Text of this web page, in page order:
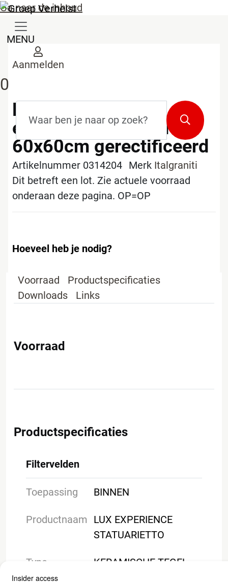
Ga naar de inhoud
MENU
Aanmelden
0
Zoeken
Lot tegels lux
experience statuarietto
60x60cm gerectificeerd
Artikelnummer 0314204 Merk Italgraniti
Dit betreft een lot. Zie actuele voorraad
onderaan deze pagina. OP=OP
Hoeveel heb je nodig?
Voorraad
Productspecificaties
Downloads
Links
Voorraad
Productspecificaties
Filtervelden
Toepassing BINNEN
Productnaam
LUX EXPERIENCE
STATUARIETTO
Type KERAMISCHE TEGEL